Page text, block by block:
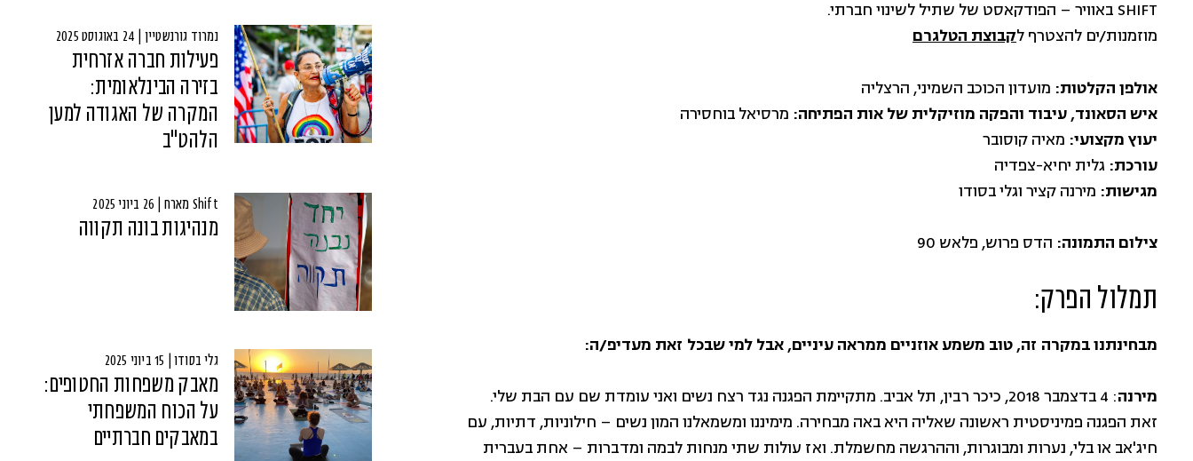
SHIFT באוויר – הפודקאסט של שתיל לשינוי חברתי.
מוזמנות/ים להצטרף לקבוצת הטלגרם
אולפן הקלטות: מועדון הכוכב השמיני, הרצליה
איש הסאונד, עיבוד והפקה מוזיקלית של אות הפתיחה: מרסיאל בוחסירה
יעוץ מקצועי: מאיה קוסובר
עורכת: גלית יחיא-צפדיה
מגישות: מירנה קציר וגלי בסודו
צילום התמונה: הדס פרוש, פלאש 90
תמלול הפרק:
מבחינתנו במקרה זה, טוב משמע אוזניים ממראה עיניים, אבל למי שבכל זאת מעדיפ/ה:
מירנה
: 4 בדצמבר 2018, כיכר רבין, תל אביב. מתקיימת הפגנה נגד רצח נשים ואני עומדת שם עם הבת שלי.
זאת הפגנה פמיניסטית ראשונה שאליה היא באה מבחירה. מימיננו ומשמאלנו המון נשים – חילוניות, דתיות, עם
חיג'אב או בלי, נערות ומבוגרות, וההרגשה מחשמלת. ואז עולות שתי מנחות לבמה ומדברות – אחת בעברית
נמרוד גורנשטיין | 24 באוגוסט 2025
פעילות חברה אזרחית
בזירה הבינלאומית:
המקרה של האגודה למען
הלהט"ב
Shift מארח | 26 ביוני 2025
מנהיגות בונה תקווה
גלי בסודו | 15 ביוני 2025
מאבק משפחות החטופים:
על הכוח המשפחתי
במאבקים חברתיים